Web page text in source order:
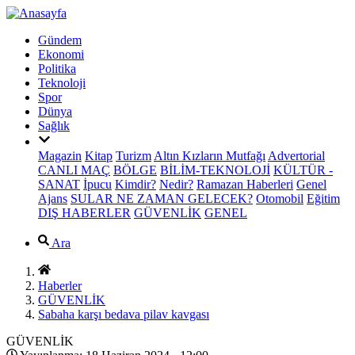
Gündem
Ekonomi
Politika
Teknoloji
Spor
Dünya
Sağlık
Magazin Kitap Turizm Altın Kızların Mutfağı Advertorial
CANLI MAÇ BÖLGE BİLİM-TEKNOLOJİ KÜLTÜR -
SANAT İpucu Kimdir? Nedir? Ramazan Haberleri Genel
Ajans SULAR NE ZAMAN GELECEK? Otomobil Eğitim
DIŞ HABERLER GÜVENLİK GENEL
Ara
Haberler
GÜVENLİK
Sabaha karşı bedava pilav kavgası
GÜVENLİK